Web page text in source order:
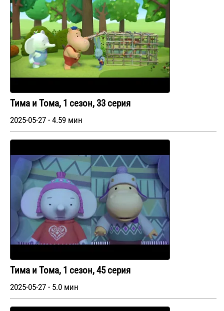
Тима и Тома, 1 сезон, 33 серия
2025-05-27 - 4.59 мин
Тима и Тома, 1 сезон, 45 серия
2025-05-27 - 5.0 мин